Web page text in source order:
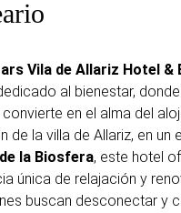
Vila de Allariz Hotel &
al bienestar,
en el alma del
de la villa de Allariz, en un
la Biosfera, este hotel
única de relajación y
buscan desconectar y